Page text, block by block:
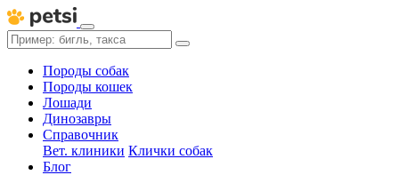
Породы собак
Породы кошек
Лошади
Динозавры
Справочник
Вет. клиники Клички собак
Блог